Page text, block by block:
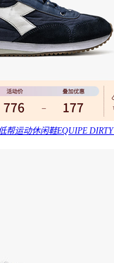
运动休闲鞋EQUIPE DIRTY